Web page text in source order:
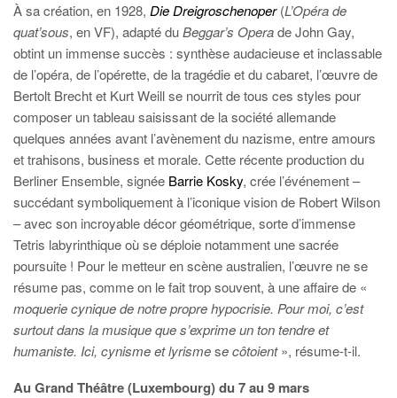
À sa création, en 1928, Die Dreigroschenoper (L’Opéra de
quat’sous, en VF), adapté duBeggar’s Operade John Gay,
obtint un immense succès : synthèse audacieuse et inclassable
de l’opéra, de l’opérette, de la tragédie et du cabaret, l’œuvre de
Bertolt Brecht et Kurt Weill se nourrit de tous ces styles pour
composer un tableau saisissant de la société allemande
quelques années avant l’avènement du nazisme, entre amours
et trahisons, business et morale. Cette récente production du
Berliner Ensemble, signée Barrie Kosky, crée l’événement –
succédant symboliquement à l’iconique vision de Robert Wilson
– avec son incroyable décor géométrique, sorte d’immense
Tetris labyrinthique où se déploie notamment une sacrée
poursuite ! Pour le metteur en scène australien, l’œuvre ne se
résume pas, comme on le fait trop souvent, à une affaire de «
moquerie cynique de notre propre hypocrisie. Pour moi, c’est
surtout dans la musique que s’exprime un ton tendre et
humaniste. Ici, cynisme et lyrismese côtoient», résume-t-il.
Au Grand Théâtre (Luxembourg) du 7 au 9 mars